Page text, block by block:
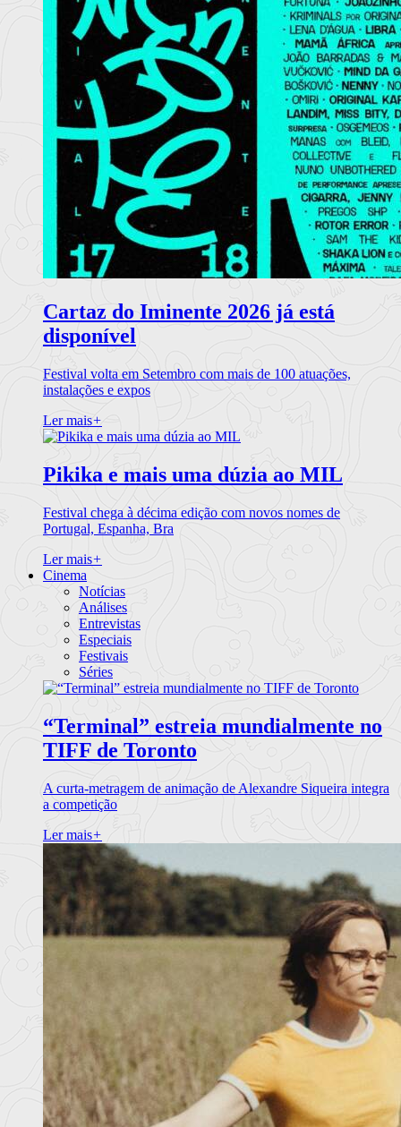
Cartaz do Iminente 2026 já está
disponível
Festival volta em Setembro com mais de 100 atuações,
instalações e expos
Ler mais+
Pikika e mais uma dúzia ao MIL
Festival chega à décima edição com novos nomes de
Portugal, Espanha, Bra
Ler mais+
Cinema
Notícias
Análises
Entrevistas
Especiais
Festivais
Séries
“Terminal” estreia mundialmente no
TIFF de Toronto
A curta-metragem de animação de Alexandre Siqueira integra
a competição
Ler mais+